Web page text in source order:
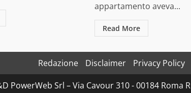
appartamento aveva...
Read More
Redazione Disclaimer
Privacy Policy
Srl – Via Cavour 310 - 00184 Roma